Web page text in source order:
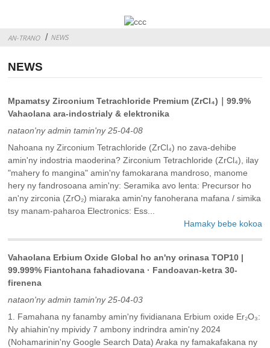
AN-TRANO NEWS
NEWS
Mpamatsy Zirconium Tetrachloride Premium (ZrCl₄)｜99.9%
Vahaolana ara-indostrialy & elektronika
nataon'ny admin tamin'ny 25-04-08
Nahoana ny Zirconium Tetrachloride (ZrCl₄) no zava-dehibe
amin'ny indostria maoderina? ‌Zirconium Tetrachloride (ZrCl₄)‌, ilay
"mahery fo mangina" amin'ny famokarana mandroso, manome
hery ny fandrosoana amin'ny: ‌Seramika avo lenta‌: Precursor ho
an'ny zirconia (ZrO₂) miaraka amin'ny fanoherana mafana / simika
tsy manam-paharoa‌ Electronics‌: Ess...
Hamaky bebe kokoa
Vahaolana Erbium Oxide Global ho an'ny orinasa TOP10 |
99.999% Fiantohana fahadiovana · Fandoavan-ketra 30-
firenena
nataon'ny admin tamin'ny 25-04-03
1. Famahana ny fanamby amin'ny fividianana Erbium oxide Er₂O₃:
Ny ahiahin'ny mpividy 7 ambony indrindra amin'ny 2024
(Nohamarinin'ny Google Search Data) Araka ny famakafakana ny